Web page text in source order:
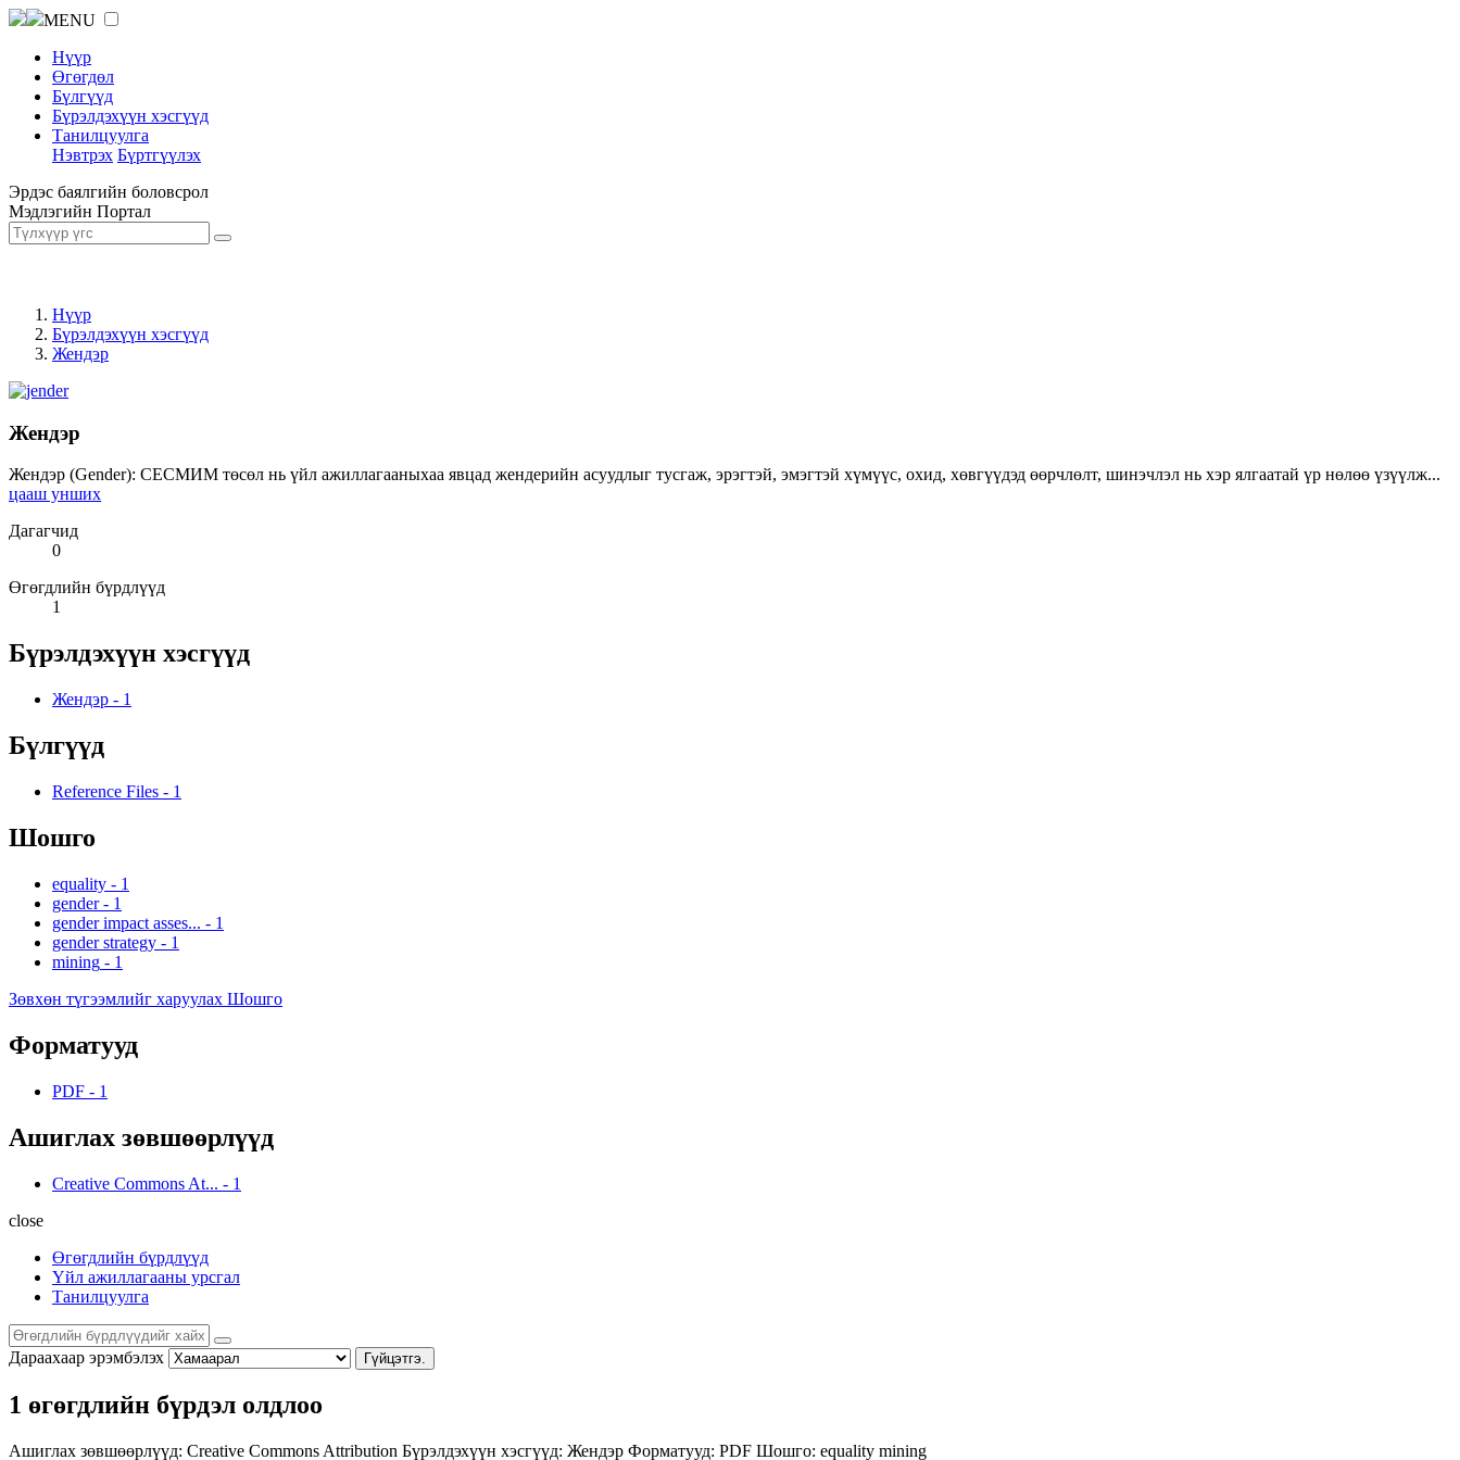
MENU
Нүүр
Өгөгдөл
Бүлгүүд
Бүрэлдэхүүн хэсгүүд
Танилцуулга
Нэвтрэх Бүртгүүлэх
Эрдэс баялгийн боловсрол
Мэдлэгийн Портал
Нүүр
Бүрэлдэхүүн хэсгүүд
Жендэр
Жендэр
Жендэр (Gender): СЕСМИМ төсөл нь үйл ажиллагааныхаа явцад жендерийн асуудлыг тусгаж, эрэгтэй, эмэгтэй хүмүүс, охид, хөвгүүдэд өөрчлөлт, шинэчлэл нь хэр ялгаатай үр нөлөө үзүүлж...
цааш унших
Дагагчид
0
Өгөгдлийн бүрдлүүд
1
Бүрэлдэхүүн хэсгүүд
Жендэр - 1
Бүлгүүд
Reference Files - 1
Шошго
equality - 1
gender - 1
gender impact asses... - 1
gender strategy - 1
mining - 1
Зөвхөн түгээмлийг харуулах Шошго
Форматууд
PDF - 1
Ашиглах зөвшөөрлүүд
Creative Commons At... - 1
close
Өгөгдлийн бүрдлүүд
Үйл ажиллагааны урсгал
Танилцуулга
Дараахаар эрэмбэлэх Гүйцэтгэ.
1 өгөгдлийн бүрдэл олдлоо
Ашиглах зөвшөөрлүүд: Creative Commons Attribution Бүрэлдэхүүн хэсгүүд: Жендэр Форматууд: PDF Шошго: equality mining